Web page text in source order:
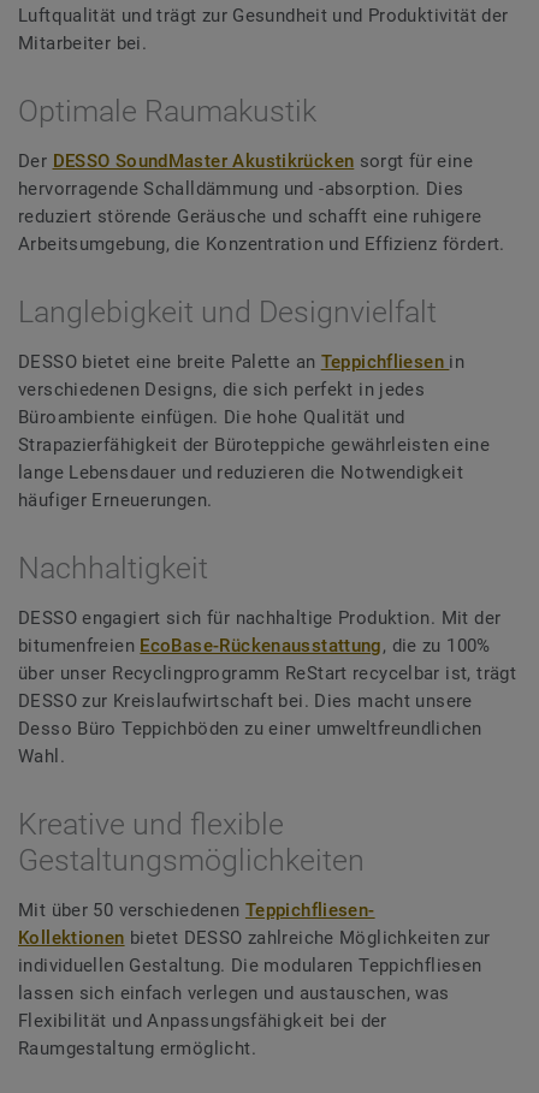
Luftqualität und trägt zur Gesundheit und Produktivität der
Mitarbeiter bei.
Optimale Raumakustik
Der DESSO SoundMaster Akustikrücken sorgt für eine
hervorragende Schalldämmung und -absorption. Dies
reduziert störende Geräusche und schafft eine ruhigere
Arbeitsumgebung, die Konzentration und Effizienz fördert.
Langlebigkeit und Designvielfalt
DESSO bietet eine breite Palette an Teppichfliesen in
verschiedenen Designs, die sich perfekt in jedes
Büroambiente einfügen. Die hohe Qualität und
Strapazierfähigkeit der Büroteppiche gewährleisten eine
lange Lebensdauer und reduzieren die Notwendigkeit
häufiger Erneuerungen.
Nachhaltigkeit
DESSO engagiert sich für nachhaltige Produktion. Mit der
bitumenfreien EcoBase-Rückenausstattung, die zu 100%
über unser Recyclingprogramm ReStart recycelbar ist, trägt
DESSO zur Kreislaufwirtschaft bei. Dies macht unsere
Desso Büro Teppichböden zu einer umweltfreundlichen
Wahl.
Kreative und flexible
Gestaltungsmöglichkeiten
Mit über 50 verschiedenen Teppichfliesen-
Kollektionen bietet DESSO zahlreiche Möglichkeiten zur
individuellen Gestaltung. Die modularen Teppichfliesen
lassen sich einfach verlegen und austauschen, was
Flexibilität und Anpassungsfähigkeit bei der
Raumgestaltung ermöglicht.